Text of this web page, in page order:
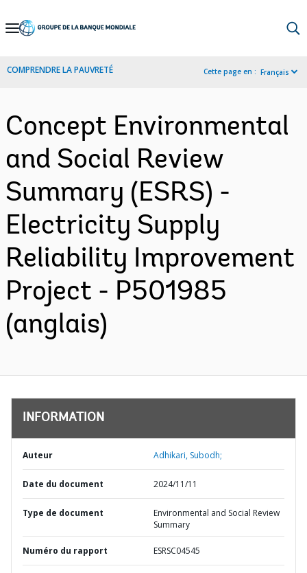
Skip
Navigation
COMPRENDRE LA PAUVRETÉ Cette page en : Français
Concept Environmental
and Social Review
Summary (ESRS) -
Electricity Supply
Reliability Improvement
Project - P501985
(anglais)
INFORMATION
Auteur Adhikari, Subodh;
Date du document 2024/11/11
Type de document
Environmental and Social Review
Summary
Numéro du rapport ESRSC04545